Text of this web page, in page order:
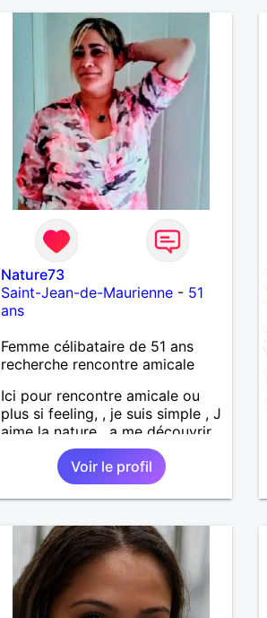
Nature73
Saint-Jean-de-Maurienne- 51
ans
Femme célibataire de 51 ans
recherche rencontre amicale
Ici pour rencontre amicale ou
plus si feeling, , je suis simple , J
aime la nature , a me découvrir
Voir le profil